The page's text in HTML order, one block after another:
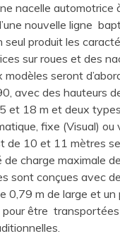
nacelle automotrice
nouvelle ligne
seul produit les
sur roues et des
modèles seront
avec des hauteurs
et 18 m et deux
fixe (Visual) ou
de 10 et 11 mètres
de charge maximale
sont conçues avec
0,79 m de large et un
être